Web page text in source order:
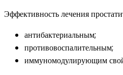
Эффективность лечения
антибактериальным;
противовоспалительным;
иммуномодулирующим